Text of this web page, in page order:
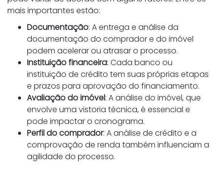
mais importantes estão:
Documentação: A entrega e análise da
documentação do comprador e do imóvel
podem acelerar ou atrasar o processo.
Instituição financeira: Cada banco ou
instituição de crédito tem suas próprias etapas
e prazos para aprovação do financiamento.
Avaliação do imóvel: A análise do imóvel, que
envolve uma vistoria técnica, é essencial e
pode impactar o cronograma.
Perfil do comprador: A análise de crédito e a
comprovação de renda também influenciam a
agilidade do processo.